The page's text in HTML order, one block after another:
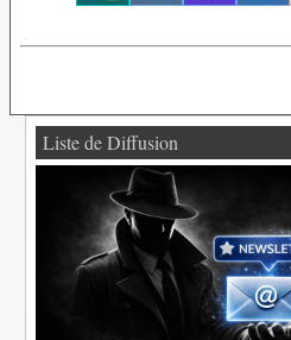
Liste de Diffusion